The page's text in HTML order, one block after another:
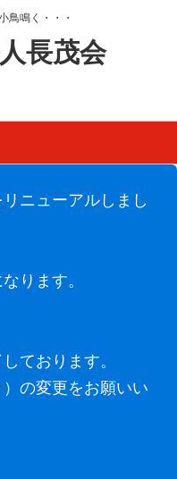
長茂会
鳥鳴く・・・
ニューアルしまし
ります。
ております。
の変更をお願いい